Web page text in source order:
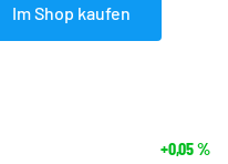
Im Shop kaufen
+0,05%